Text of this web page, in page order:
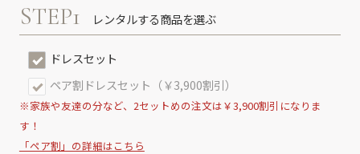
STEP1 レンタルする商品を選ぶ
ドレスセット
ペア割ドレスセット（￥3,900割引）
※家族や友達の分など、2セットめの注文は￥3,900割引になりま
す！
「ペア割」の詳細はこちら